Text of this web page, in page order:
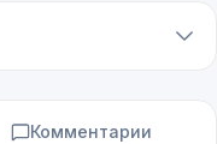
Комментарии